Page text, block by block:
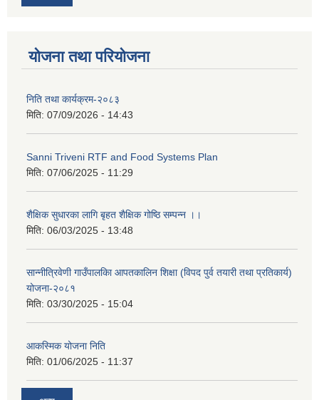
योजना तथा परियोजना
निति तथा कार्यक्रम-२०८३
मिति: 07/09/2026 - 14:43
Sanni Triveni RTF and Food Systems Plan
मिति: 07/06/2025 - 11:29
शैक्षिक सुधारका लागि बृहत शैक्षिक गोष्ठि सम्पन्न ।।
मिति: 06/03/2025 - 13:48
सान्नीत्रिवेणी गाउँपालकिा आपतकालिन शिक्षा (विपद पुर्व तयारी तथा प्रतिकार्य)
योजना-२०८१
मिति: 03/30/2025 - 15:04
आकस्मिक योजना निति
मिति: 01/06/2025 - 11:37